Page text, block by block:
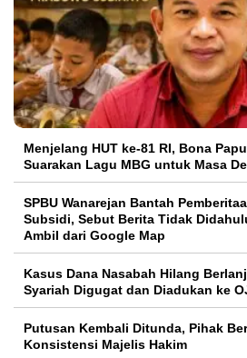
Menjelang HUT ke-81 RI, Bona
Suarakan Lagu MBG untuk Masa
SPBU Wanarejan Bantah
Subsidi, Sebut Berita Tidak
Ambil dari Google Map
Kasus Dana Nasabah Hilang
Syariah Digugat dan Diadukan ke
Putusan Kembali Ditunda, Pihak
Konsistensi Majelis Hakim